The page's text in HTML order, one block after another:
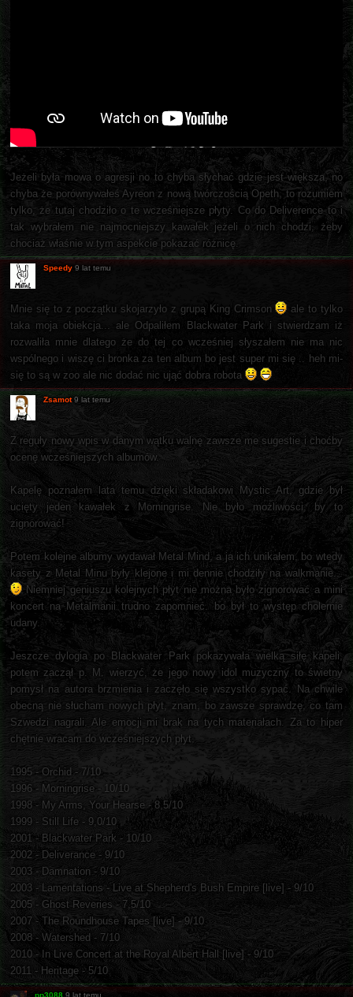
Jeżeli była mowa o agresji no to chyba słychać gdzie jest większa, no
chyba że porównywałeś Ayreon z nową twórczością Opeth, to rozumiem
tylko, że tutaj chodziło o te wcześniejsze płyty. Co do Deliverence to i
tak wybrałem nie najmocniejszy kawałek jeżeli o nich chodzi, żeby
chociaż właśnie w tym aspekcie pokazać różnicę.
Speedy 9 lat temu
Mnie się to z początku skojarzyło z grupą King Crimson
ale to tylko
taka moja obiekcja... ale Odpaliłem Blackwater Park i stwierdzam iż
rozwaliła mnie dlatego że do tej co wcześniej słyszałem nie ma nic
wspólnego i wiszę ci bronka za ten album bo jest super mi się .. heh mi-
się to są w zoo ale nic dodać nic ująć dobra robota
Zsamot 9 lat temu
Z reguły nowy wpis w danym wątku walnę zawsze me sugestie i choćby
ocenę wcześniejszych albumów.
Kapelę poznałem lata temu dzięki składakowi Mystic Art, gdzie był
ucięty jeden kawałek z Morningrise. Nie było możliwości, by to
zignorować!
Potem kolejne albumy wydawał Metal Mind, a ja ich unikałem, bo wtedy
kasety z Metal Minu były klejone i mi dennie chodziły na walkmanie...
Niemniej geniuszu kolejnych płyt nie można było zignorować a mini
koncert na Metalmanii trudno zapomnieć. bo był to występ cholernie
udany.
Jeszcze dylogia po Blackwater Park pokazywała wielką siłę kapeli,
potem zaczął p. M. wierzyć, że jego nowy idol muzyczny to świetny
pomysł na autora brzmienia i zaczęło się wszystko sypać. Na chwile
obecną nie słucham nowych płyt, znam, bo zawsze sprawdzę, co tam
Szwedzi nagrali. Ale emocji mi brak na tych materiałach. Za to hiper
chętnie wracam do wcześniejszych płyt.
1995 - Orchid - 7/10
1996 - Morningrise - 10/10
1998 - My Arms, Your Hearse - 8,5/10
1999 - Still Life - 9,0/10
2001 - Blackwater Park - 10/10
2002 - Deliverance - 9/10
2003 - Damnation - 9/10
2003 - Lamentations - Live at Shepherd's Bush Empire [live] - 9/10
2005 - Ghost Reveries - 7,5/10
2007 - The Roundhouse Tapes [live] - 9/10
2008 - Watershed - 7/10
2010 - In Live Concert at the Royal Albert Hall [live] - 9/10
2011 - Heritage - 5/10
pp3088 9 lat temu